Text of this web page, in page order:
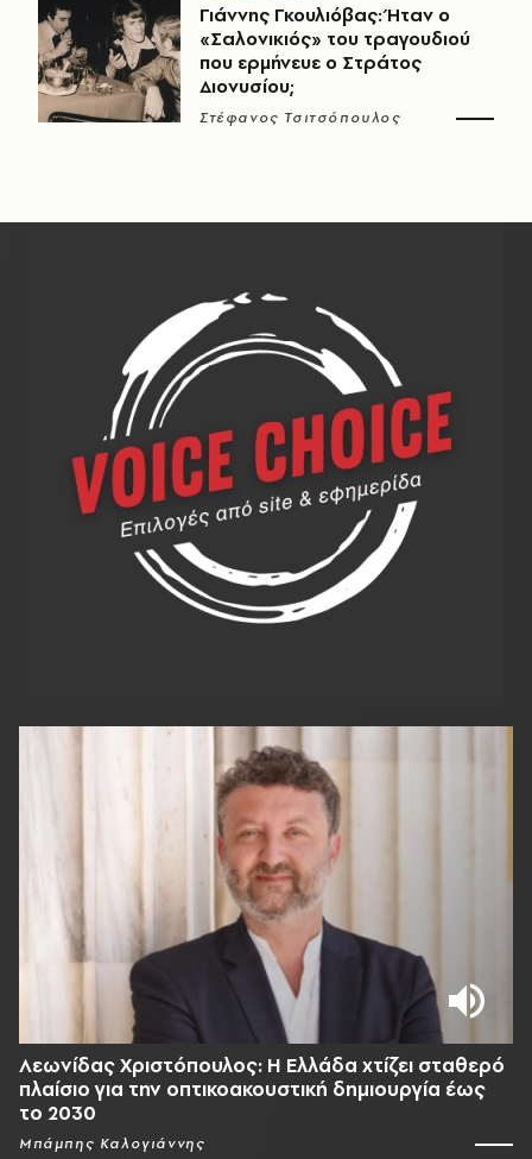
Γιάννης Γκουλιόβας: Ήταν ο
«Σαλονικιός» του τραγουδιού
που ερμήνευε ο Στράτος
Διονυσίου;
Στέφανος Τσιτσόπουλος
Λεωνίδας Χριστόπουλος: Η Ελλάδα χτίζει σταθερό
πλαίσιο για την οπτικοακουστική δημιουργία έως
το 2030
Μπάμπης Καλογιάννης